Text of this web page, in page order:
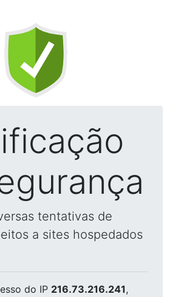
tentativas de
a sites hospedados
do IP 216.73.216.241,